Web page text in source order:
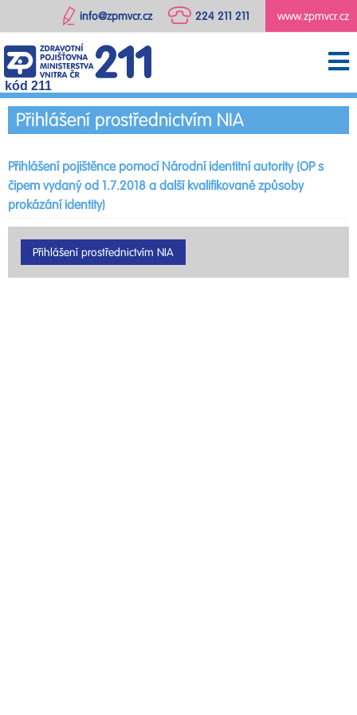
www.zpmvcr.cz
224 211 211
info@zpmvcr.cz
kód 211
Přihlášení prostřednictvím NIA
Přihlášení pojištěnce pomocí Národní identitní autority (OP s
čipem vydaný od 1.7.2018 a další kvalifikované způsoby
prokázání identity)